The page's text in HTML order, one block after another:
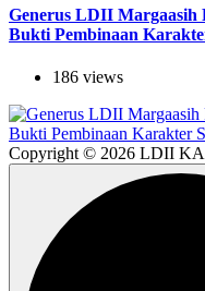
Generus LDII Margaasih
Bukti Pembinaan
186 views
Copyright © 2026 LDII